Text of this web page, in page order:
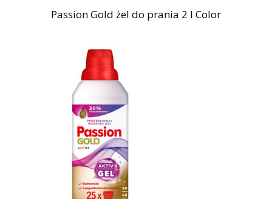
Passion Gold żel do prania 2 l Color